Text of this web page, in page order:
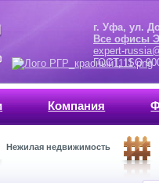
г. Уфа, ул.
Все офисы
expert-
ГОСТ, ISO 9001-
Компания
Нежилая недвижимость